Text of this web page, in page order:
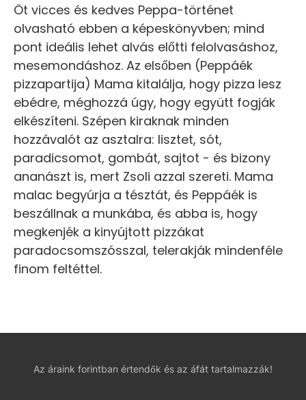
Öt vicces és kedves Peppa-történet
olvasható ebben a képeskönyvben; mind
pont ideális lehet alvás előtti felolvasáshoz,
mesemondáshoz. Az elsőben (Peppáék
pizzapartija) Mama kitalálja, hogy pizza lesz
ebédre, méghozzá úgy, hogy együtt fogják
elkészíteni. Szépen kiraknak minden
hozzávalót az asztalra: lisztet, sót,
paradicsomot, gombát, sajtot - és bizony
ananászt is, mert Zsoli azzal szereti. Mama
malac begyúrja a tésztát, és Peppáék is
beszállnak a munkába, és abba is, hogy
megkenjék a kinyújtott pizzákat
paradocsomszósszal, telerakják mindenféle
finom feltéttel.
Az áraink forintban értendők és az áfát tartalmazzák!